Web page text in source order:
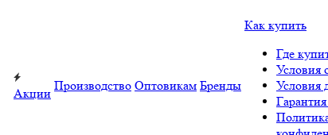
Акции
Производство Оптовикам Бренды
Как купить
Где
Условия
Условия